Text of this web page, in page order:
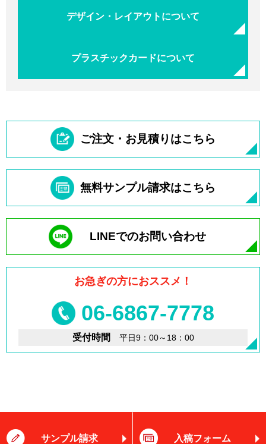
デザイン・レイアウトについて
プラスチックカードについて
ご注文・お見積りはこちら
無料サンプル請求はこちら
LINEでのお問い合わせ
お急ぎの方におススメ！
06-6867-7778
受付時間 平日9：00～18：00
サンプル請求 入稿フォーム